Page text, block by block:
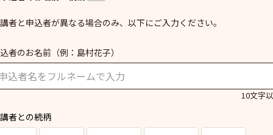
者と申込者が異なる場合のみ、以下にご入力ください。
者のお名前 （例：島村花子）
10文字
者との続柄